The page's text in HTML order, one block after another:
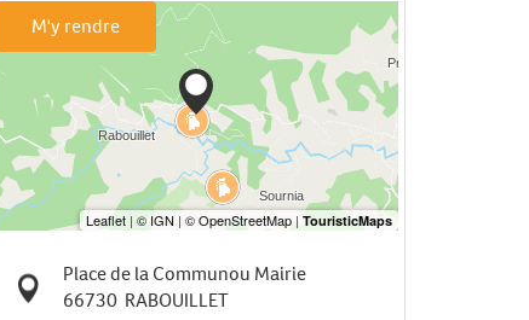
M'y rendre
Place de la Communou Mairie
66730 RABOUILLET